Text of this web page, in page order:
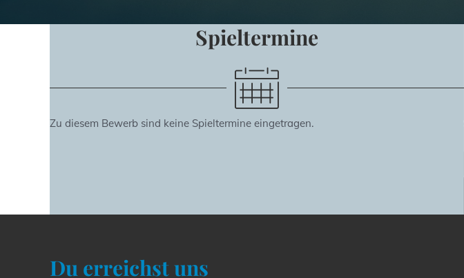
Spieltermine
Zu diesem Bewerb sind keine Spieltermine eingetragen.
Du erreichst uns